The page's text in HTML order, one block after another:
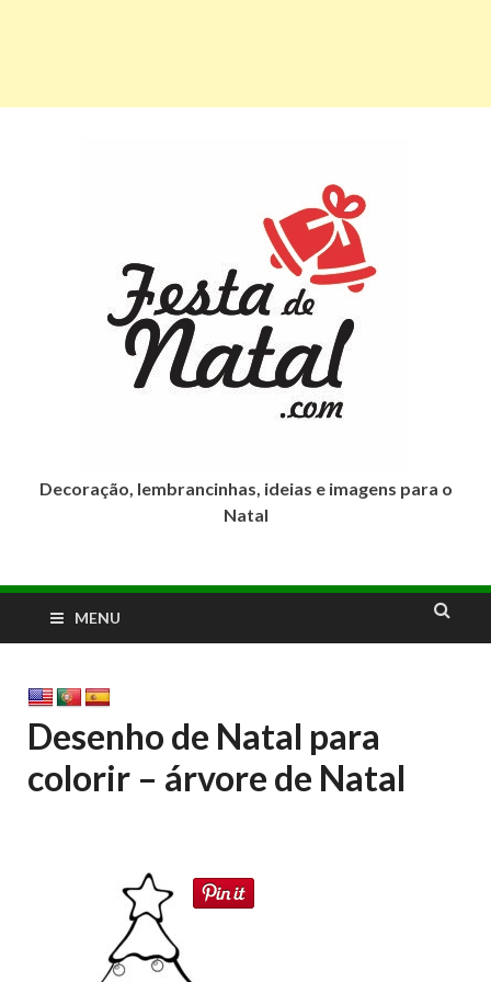
Decoração, lembrancinhas, ideias e imagens para o
Natal
MENU
Desenho de Natal para
colorir – árvore de Natal